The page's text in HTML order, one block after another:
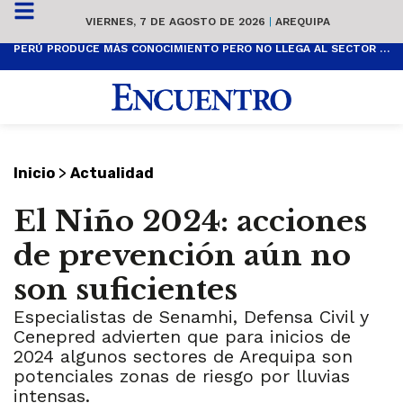
VIERNES, 7 DE AGOSTO DE 2026 | AREQUIPA
PERÚ PRODUCE MÁS CONOCIMIENTO PERO NO LLEGA AL SECTOR PRODUCTIVO
Inicio > Actualidad
El Niño 2024: acciones
de prevención aún no
son suficientes
Especialistas de Senamhi, Defensa Civil y
Cenepred advierten que para inicios de
2024 algunos sectores de Arequipa son
potenciales zonas de riesgo por lluvias
intensas.